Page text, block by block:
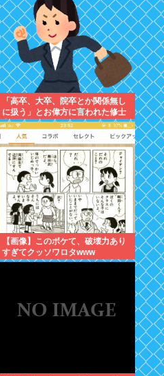
「高卒、大卒、院卒とか関係無し
に扱う」とお偉方に言われた修士
卒の女の子が...
【画像】このボケて、破壊力あり
すぎてクッソワロタwww